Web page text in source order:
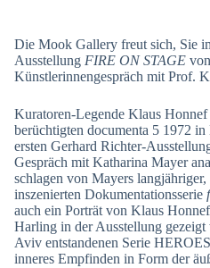
Die Mook Gallery freut sich, Sie
Ausstellung FIRE ON STAGE
Künstlerinnengespräch mit Prof.
Kuratoren-Legende Klaus
berüchtigten documenta 5 1972
ersten Gerhard Richter-
Gespräch mit Katharina Mayer
schlagen von Mayers langjähriger,
inszenierten Dokumentationsserie
auch ein Porträt von Klaus
Harling in der Ausstellung
Aviv entstandenen Serie
inneres Empfinden in Form der